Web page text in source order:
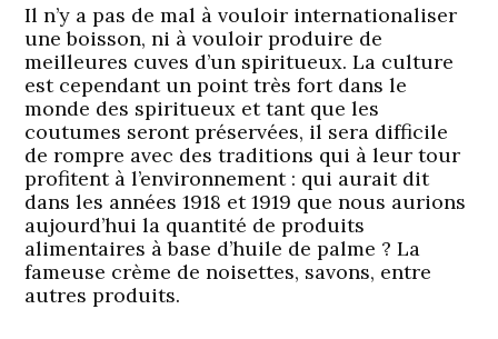
Il n’y a pas de mal à vouloir internationaliser
une boisson, ni à vouloir produire de
meilleures cuves d’un spiritueux. La culture
est cependant un point très fort dans le
monde des spiritueux et tant que les
coutumes seront préservées, il sera difficile
de rompre avec des traditions qui à leur tour
profitent à l’environnement : qui aurait dit
dans les années 1918 et 1919 que nous aurions
aujourd’hui la quantité de produits
alimentaires à base d’huile de palme ? La
fameuse crème de noisettes, savons, entre
autres produits.